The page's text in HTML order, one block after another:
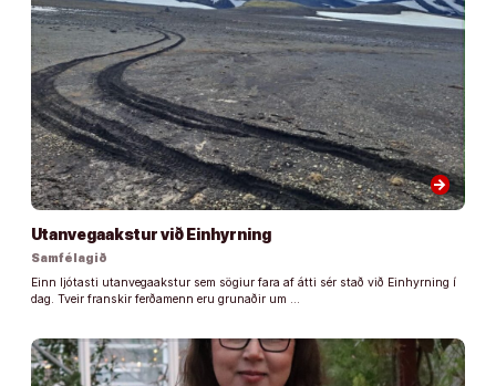
arrow_forward
Utanvegaakstur við Einhyrning
Samfélagið
Einn ljótasti utanvegaakstur sem sögiur fara af átti sér stað við Einhyrning í
dag. Tveir franskir ferðamenn eru grunaðir um …